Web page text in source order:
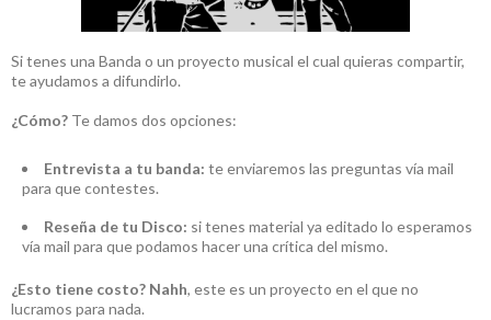
Si tenes una Banda o un proyecto musical el cual quieras compartir,
te ayudamos a difundirlo.
¿Cómo? Te damos dos opciones:
Entrevista a tu banda: te enviaremos las preguntas vía mail
para que contestes.
Reseña de tu Disco: si tenes material ya editado lo esperamos
vía mail para que podamos hacer una crítica del mismo.
¿Esto tiene costo? Nahh, este es un proyecto en el que no
lucramos para nada.